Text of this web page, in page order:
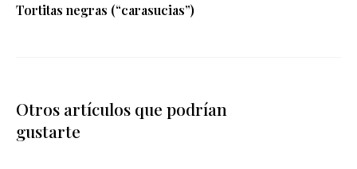
Tortitas negras (“carasucias”)
Otros artículos que podrían
gustarte